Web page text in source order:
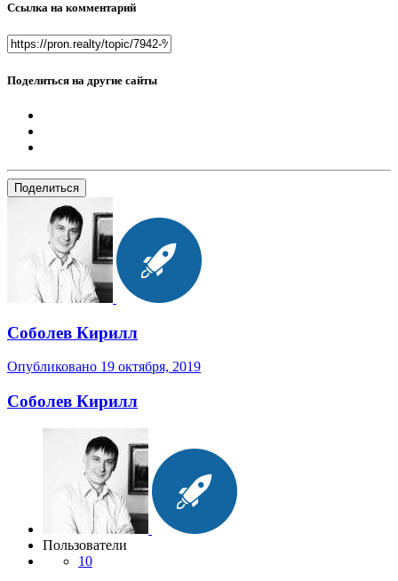
Ссылка на комментарий
Поделиться на другие сайты
Поделиться
Соболев Кирилл
Опубликовано 19 октября, 2019
Соболев Кирилл
Пользователи
10